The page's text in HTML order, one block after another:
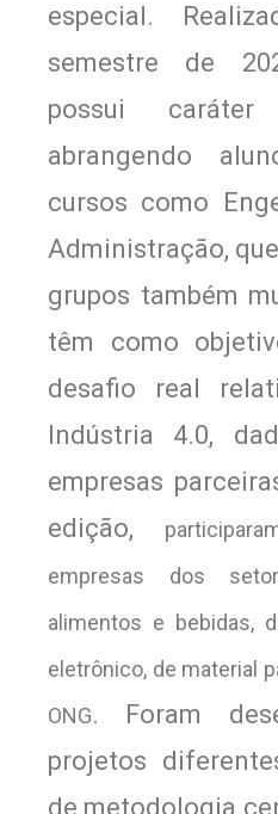
especial.
semestre de
possui caráter
abrangendo
cursos como
Administração,
grupos também
têm como
desafio real
Indústria 4.0,
empresas
edição,
empresas dos
alimentos e bebidas,
eletrônico, de material
ONG. Foram
projetos
de metodologia